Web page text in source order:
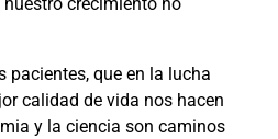
nuestro crecimiento no
pacientes, que en la lucha
calidad de vida nos hacen
y la ciencia son caminos